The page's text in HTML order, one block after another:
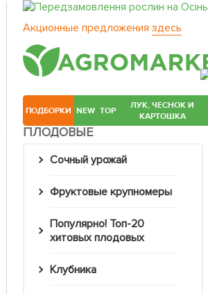
Акционные предложения здесь
ПОДБОРКИ NEW TOP
ЛУК, ЧЕСНОК И
КАРТОШКА
ПЛОДОВЫЕ
Сочный урожай
Фруктовые крупномеры
Популярно! Топ-20
хитовых плодовых
Клубника